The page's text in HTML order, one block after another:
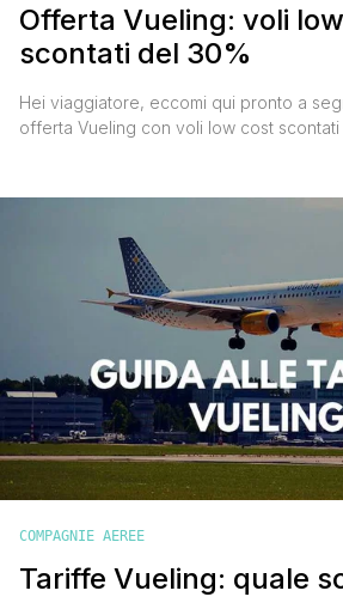
Offerta Vueling: voli
scontati del 30%
Hei viaggiatore, eccomi qui pronto a
offerta Vueling con voli low cost scontati
questo sconto su alcune tratte e per
COMPAGNIE AEREE
Tariffe Vueling: quale